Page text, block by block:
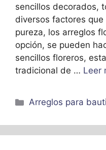
sencillos decorados,
diversos factores
pureza, los arreglos
opción, se pueden
sencillos floreros,
tradicional de … Leer
Categorías
Arreglos para